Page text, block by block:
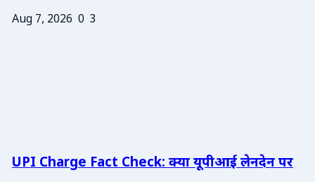
Aug 7, 2026 0 3
UPI Charge Fact Check: क्या यूपीआई लेनदेन पर